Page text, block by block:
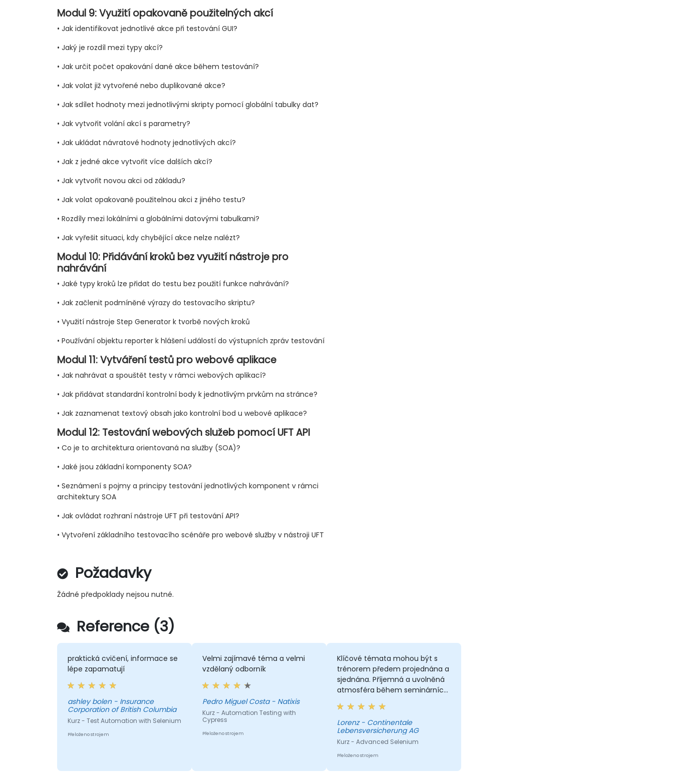
Modul 9: Využití opakovaně použitelných akcí
• Jak identifikovat jednotlivé akce při testování GUI?
• Jaký je rozdíl mezi typy akcí?
• Jak určit počet opakování dané akce během testování?
• Jak volat již vytvořené nebo duplikované akce?
• Jak sdílet hodnoty mezi jednotlivými skripty pomocí globální tabulky dat?
• Jak vytvořit volání akcí s parametry?
• Jak ukládat návratové hodnoty jednotlivých akcí?
• Jak z jedné akce vytvořit více dalších akcí?
• Jak vytvořit novou akci od základu?
• Jak volat opakovaně použitelnou akci z jiného testu?
• Rozdíly mezi lokálními a globálními datovými tabulkami?
• Jak vyřešit situaci, kdy chybějící akce nelze nalézt?
Modul 10: Přidávání kroků bez využití nástroje pro
nahrávání
• Jaké typy kroků lze přidat do testu bez použití funkce nahrávání?
• Jak začlenit podmíněné výrazy do testovacího skriptu?
• Využití nástroje Step Generator k tvorbě nových kroků
• Používání objektu reporter k hlášení událostí do výstupních zpráv testování
Modul 11: Vytváření testů pro webové aplikace
• Jak nahrávat a spouštět testy v rámci webových aplikací?
• Jak přidávat standardní kontrolní body k jednotlivým prvkům na stránce?
• Jak zaznamenat textový obsah jako kontrolní bod u webové aplikace?
Modul 12: Testování webových služeb pomocí UFT API
• Co je to architektura orientovaná na služby (SOA)?
• Jaké jsou základní komponenty SOA?
• Seznámení s pojmy a principy testování jednotlivých komponent v rámci
architektury SOA
• Jak ovládat rozhraní nástroje UFT při testování API?
• Vytvoření základního testovacího scénáře pro webové služby v nástroji UFT
Požadavky
Žádné předpoklady nejsou nutné.
Reference (3)
praktická cvičení, informace se
lépe zapamatují
ashley bolen - Insurance
Corporation of British Columbia
Kurz - Test Automation with Selenium
Přeloženo strojem
Velmi zajímavé téma a velmi
vzdělaný odborník
Pedro Miguel Costa - Natixis
Kurz - Automation Testing with
Cypress
Přeloženo strojem
Klíčové témata mohou být s
trénorem předem projednána a
sjednána. Příjemná a uvolněná
atmosféra během seminárních
dnů.
Lorenz - Continentale
Lebensversicherung AG
Kurz - Advanced Selenium
Přeloženo strojem